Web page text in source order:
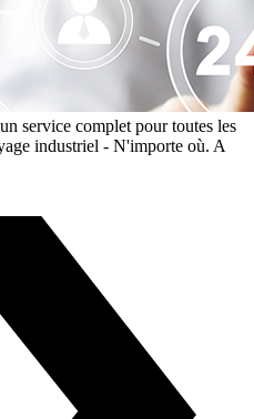
service complet pour toutes les
industriel - N'importe où. A